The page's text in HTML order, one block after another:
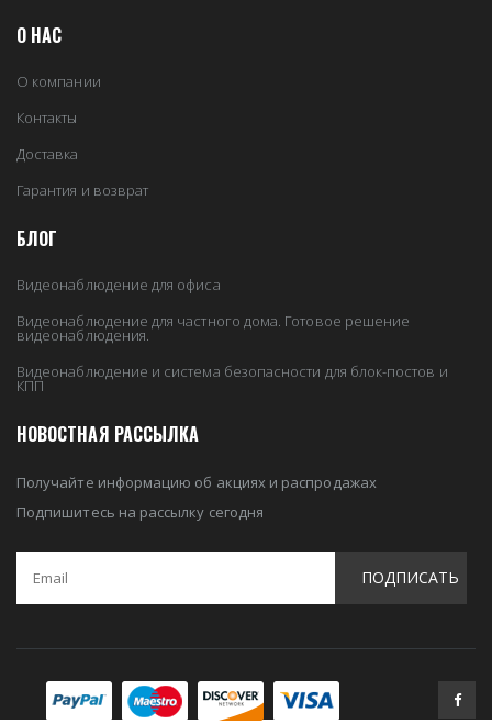
О НАС
О компании
Контакты
Доставка
Гарантия и возврат
БЛОГ
Видеонаблюдение для офиса
Видеонаблюдение для частного дома. Готовое решение
видеонаблюдения.
Видеонаблюдение и система безопасности для блок-постов и
КПП
НОВОСТНАЯ РАССЫЛКА
Получайте информацию об акциях и распродажах
Подпишитесь на рассылку сегодня
ПОДПИСАТЬ